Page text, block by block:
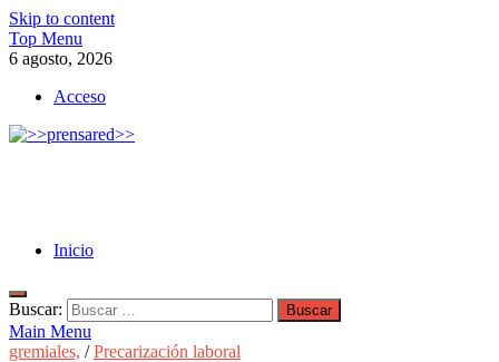
Skip to content
Top Menu
6 agosto, 2026
Acceso
Inicio
Buscar:
Main Menu
gremiales, /Precarización laboral